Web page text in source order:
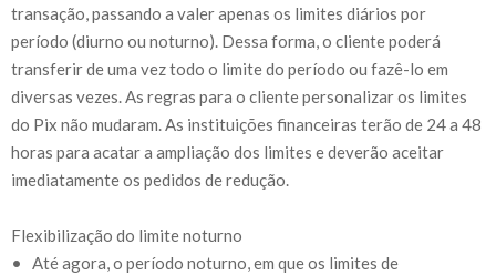
transação, passando a valer apenas os limites diários por
período (diurno ou noturno). Dessa forma, o cliente poderá
transferir de uma vez todo o limite do período ou fazê-lo em
diversas vezes. As regras para o cliente personalizar os limites
do Pix não mudaram. As instituições financeiras terão de 24 a 48
horas para acatar a ampliação dos limites e deverão aceitar
imediatamente os pedidos de redução.
Flexibilização do limite noturno
• Até agora, o período noturno, em que os limites de